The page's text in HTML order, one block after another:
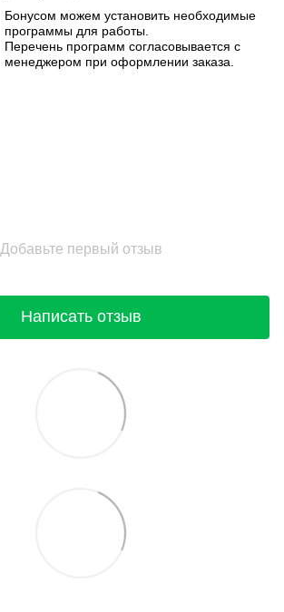
Бонусом можем установить необходимые
программы для работы.
Перечень программ согласовывается с
менеджером при оформлении заказа.
Добавьте первый отзыв
Написать отзыв